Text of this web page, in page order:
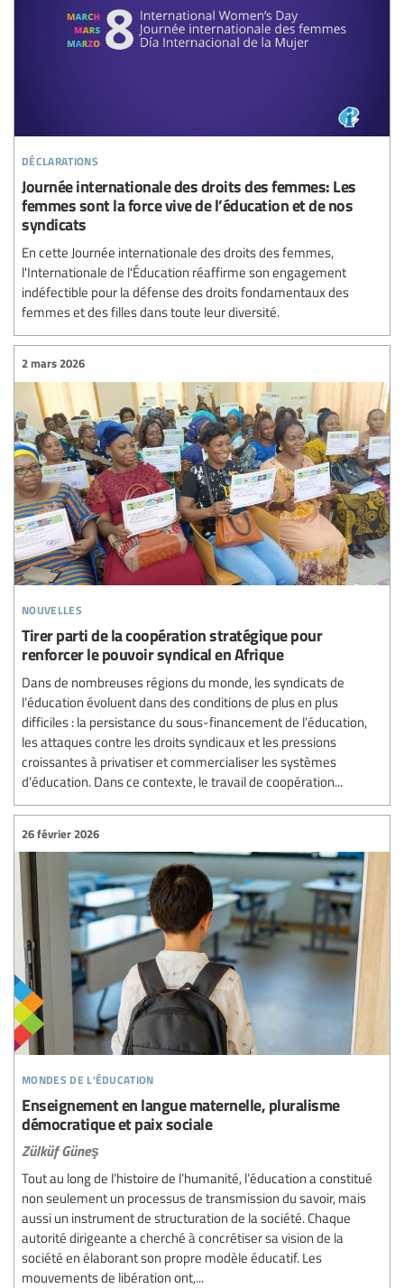
déclarations
Journée internationale des droits des femmes: Les
femmes sont la force vive de l’éducation et de nos
syndicats
En cette Journée internationale des droits des femmes,
l'Internationale de l'Éducation réaffirme son engagement
indéfectible pour la défense des droits fondamentaux des
femmes et des filles dans toute leur diversité.
nouvelles
2 mars 2026
Tirer parti de la coopération stratégique pour
renforcer le pouvoir syndical en Afrique
Dans de nombreuses régions du monde, les syndicats de
l’éducation évoluent dans des conditions de plus en plus
difficiles : la persistance du sous-financement de l’éducation,
les attaques contre les droits syndicaux et les pressions
croissantes à privatiser et commercialiser les systèmes
d’éducation. Dans ce contexte, le travail de coopération...
mondes de l'éducation
26 février 2026
Enseignement en langue maternelle, pluralisme
démocratique et paix sociale
Zülküf Güneş
Tout au long de l’histoire de l’humanité, l’éducation a constitué
non seulement un processus de transmission du savoir, mais
aussi un instrument de structuration de la société. Chaque
autorité dirigeante a cherché à concrétiser sa vision de la
société en élaborant son propre modèle éducatif. Les
mouvements de libération ont,...